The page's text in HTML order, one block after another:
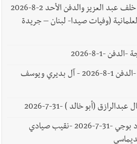
وفاة الشاب موسى محمد خلف عبد العزيز والدفن الأحد 2-8-2026
(وفيات صيدا- لبنان – جريدة
-1-8-2026
وفاة بدرية يوسف بديري -الدفن 1-8-2026 - آل بديري ويوسف
(أبو خالد ) -31-7-2026
وفاة الحاج مصطفى محمود بوجي -31-7-2026 -نقيب صيادي